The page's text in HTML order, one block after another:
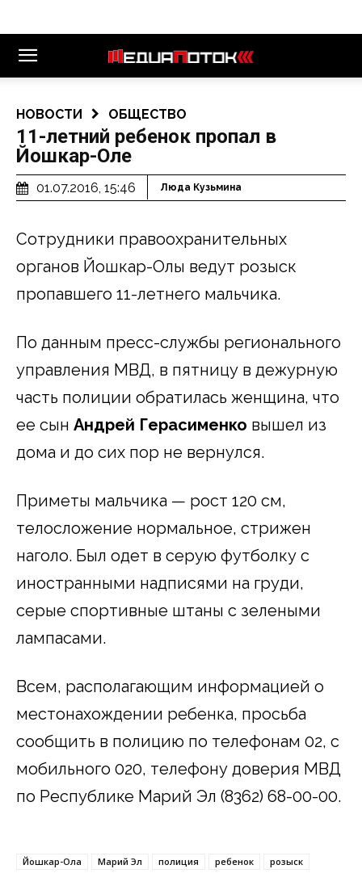
НОВОСТИ ОБЩЕСТВО
11-летний ребенок пропал в
Йошкар-Оле
01.07.2016, 15:46 Люда Кузьмина
Сотрудники правоохранительных
органов Йошкар-Олы ведут розыск
пропавшего 11-летнего мальчика.
По данным пресс-службы регионального
управления МВД, в пятницу в дежурную
часть полиции обратилась женщина, что
ее сын Андрей Герасименко вышел из
дома и до сих пор не вернулся.
Приметы мальчика — рост 120 см,
телосложение нормальное, стрижен
наголо. Был одет в серую футболку с
иностранными надписями на груди,
серые спортивные штаны с зелеными
лампасами.
Всем, располагающим информацией о
местонахождении ребенка, просьба
сообщить в полицию по телефонам 02, с
мобильного 020, телефону доверия МВД
по Республике Марий Эл (8362) 68-00-00.
Йошкар-Ола Марий Эл полиция ребенок розыск